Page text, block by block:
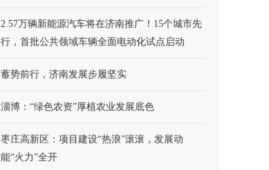
2.57万辆新能源汽车将在济南推广！15个城市先
行，首批公共领域车辆全面电动化试点启动
蓄势前行，济南发展步履坚实
淄博：“绿色农资”厚植农业发展底色
枣庄高新区：项目建设“热浪”滚滚，发展动
能“火力”全开